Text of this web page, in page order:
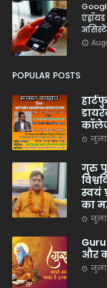
POPULAR POSTS
गुरु
स्वयं
का
और